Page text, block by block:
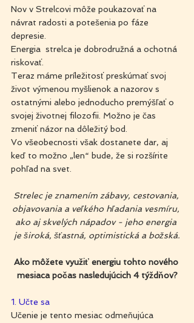
Nov v Strelcovi môže poukazovať na
návrat radosti a potešenia po fáze
depresie.
Energia  strelca je dobrodružná a ochotná
riskovať.
Teraz máme príležitosť preskúmať svoj
život výmenou myšlienok a nazorov s
ostatnými alebo jednoducho premýšľať o
svojej životnej filozofii. Možno je čas
zmeniť názor na dôležitý bod.
Vo všeobecnosti však dostanete dar, aj
keď to možno „len“ bude, že si rozšírite
pohľad na svet.
Strelec je znamením zábavy, cestovania,
objavovania a veľkého hľadania vesmíru,
ako aj skvelých nápadov - jeho energia
je široká, šťastná, optimistická a božská.
Ako môžete využiť energiu tohto nového
mesiaca počas nasledujúcich 4 týždňov?
1. Učte sa
Učenie je tento mesiac odmeňujúca